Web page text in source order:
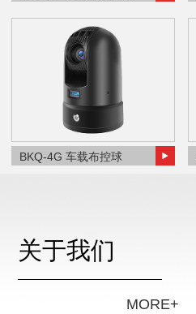
BKQ-4G 车载布控球
关于我们
MORE+